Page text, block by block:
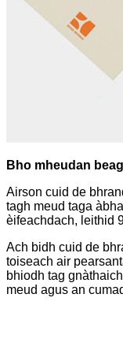
Bho mheudan
Airson cuid de
tagh meud taga
èifeachdach, leithid
Ach bidh cuid de
toiseach air
bhiodh tag
meud agus an